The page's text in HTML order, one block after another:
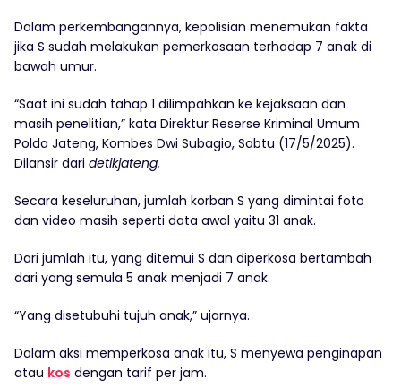
Dalam perkembangannya, kepolisian menemukan fakta
jika S sudah melakukan pemerkosaan terhadap 7 anak di
bawah umur.
“Saat ini sudah tahap 1 dilimpahkan ke kejaksaan dan
masih penelitian,” kata Direktur Reserse Kriminal Umum
Polda Jateng, Kombes Dwi Subagio, Sabtu (17/5/2025).
Dilansir dari detikjateng.
Secara keseluruhan, jumlah korban S yang dimintai foto
dan video masih seperti data awal yaitu 31 anak.
Dari jumlah itu, yang ditemui S dan diperkosa bertambah
dari yang semula 5 anak menjadi 7 anak.
“Yang disetubuhi tujuh anak,” ujarnya.
Dalam aksi memperkosa anak itu, S menyewa penginapan
atau kos dengan tarif per jam.